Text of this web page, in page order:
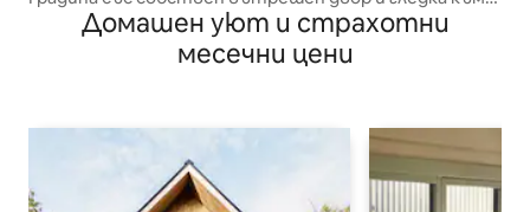
макалаус!Домашен уют и страхотни
месечни цени